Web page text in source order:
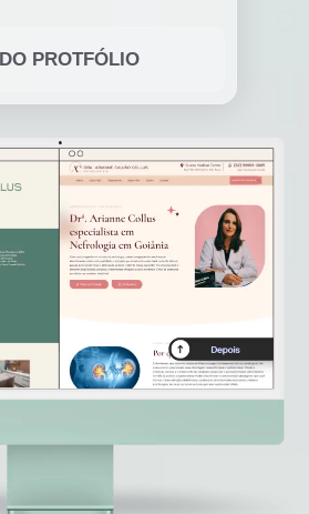
PROTFÓLIO